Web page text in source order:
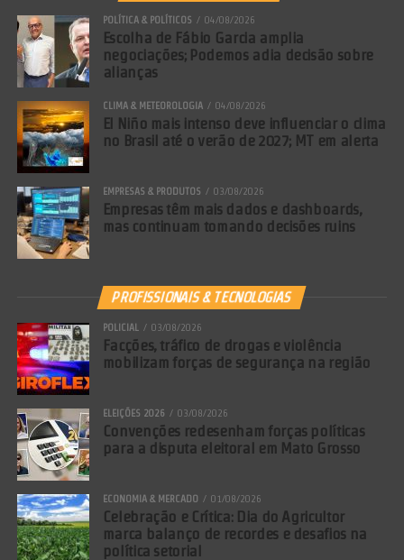
POLÍTICA & POLÍTICOS 04/08/2026
Escolha de Fábio Garcia amplia
negociações; Podemos adia decisão sobre
alianças
CLIMA & METEOROLOGIA 04/08/2026
El Niño mais intenso deve influenciar o clima
no Brasil até o verão de 2027; MT em alerta
EMPRESAS & PRODUTOS 03/08/2026
Empresas têm mais dados e dashboards,
mas continuam tomando decisões ruins
PROFISSIONAIS & TECNOLOGIAS
POLICIAL 03/08/2026
Facções, tráfico de drogas e violência
mobilizam forças de segurança na região
ELEIÇÕES 2026 03/08/2026
Convenções redesenham forças políticas
para a disputa eleitoral em Mato Grosso
ECONOMIA & MERCADO 01/08/2026
Celebração e Crítica: Dia do Agricultor
marca balanço de recordes e desafios na
política setorial